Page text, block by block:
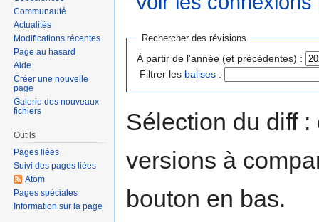
Rechercher des révisions
À partir de l'année (et précédentes) :
Filtrer les balises :
Sélection du diff
versions à
bouton en bas.
Communauté
Actualités
Modifications récentes
Page au hasard
Aide
Créer une nouvelle
page
Galerie des nouveaux
fichiers
Outils
Pages liées
Suivi des pages liées
Atom
Pages spéciales
Information sur la page